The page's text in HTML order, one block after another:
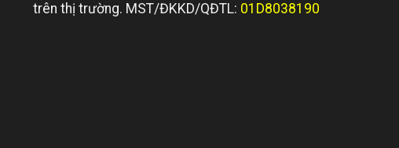
trên thị trường. MST/ĐKKD/QĐTL: 01D8038190